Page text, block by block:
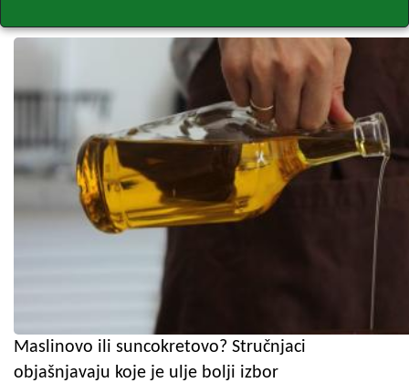
Maslinovo ili suncokretovo? Stručnjaci
objašnjavaju koje je ulje bolji izbor